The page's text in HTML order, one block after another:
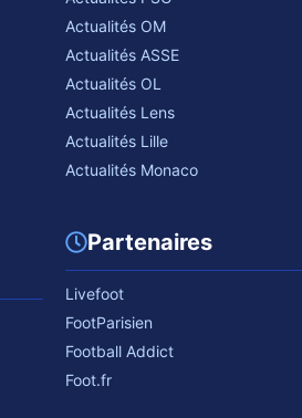
Actualités OM
Actualités ASSE
Actualités OL
Actualités Lens
Actualités Lille
Actualités Monaco
Partenaires
Livefoot
FootParisien
Football Addict
Foot.fr